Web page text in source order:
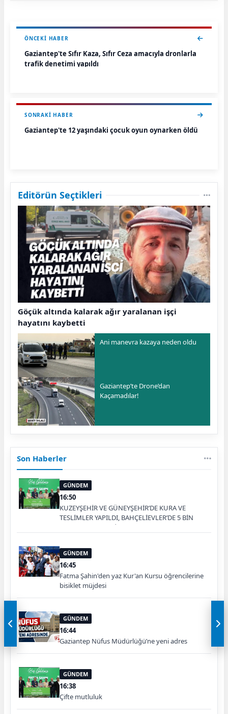
ÖNCEKI HABER
Gaziantep'te Sıfır Kaza, Sıfır Ceza amacıyla dronlarla
trafik denetimi yapıldı
SONRAKI HABER
Gaziantep'te 12 yaşındaki çocuk oyun oynarken öldü
Editörün Seçtikleri
Göçük altında kalarak ağır yaralanan işçi
hayatını kaybetti
Ani manevra kazaya neden oldu
Gaziantep’te Drone’dan
Kaçamadılar!
Son Haberler
GÜNDEM
16:50
KUZEYŞEHİR VE GÜNEYŞEHİR’DE KURA VE
TESLİMLER YAPILDI, BAHÇELİEVLER’DE 5 BİN
KONUTUN TEMELİ ATILDI
GÜNDEM
16:45
Fatma Şahin'den yaz Kur'an Kursu öğrencilerine
bisiklet müjdesi
GÜNDEM
16:44
Gaziantep Nüfus Müdürlüğü’ne yeni adres
GÜNDEM
16:38
Çifte mutluluk